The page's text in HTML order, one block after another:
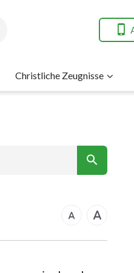
Christliche Zeugnisse